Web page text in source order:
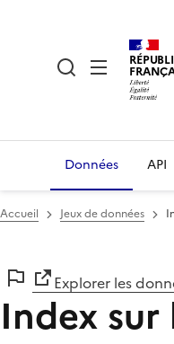
Données API
Accueil Jeux de données
Explorer les
Index